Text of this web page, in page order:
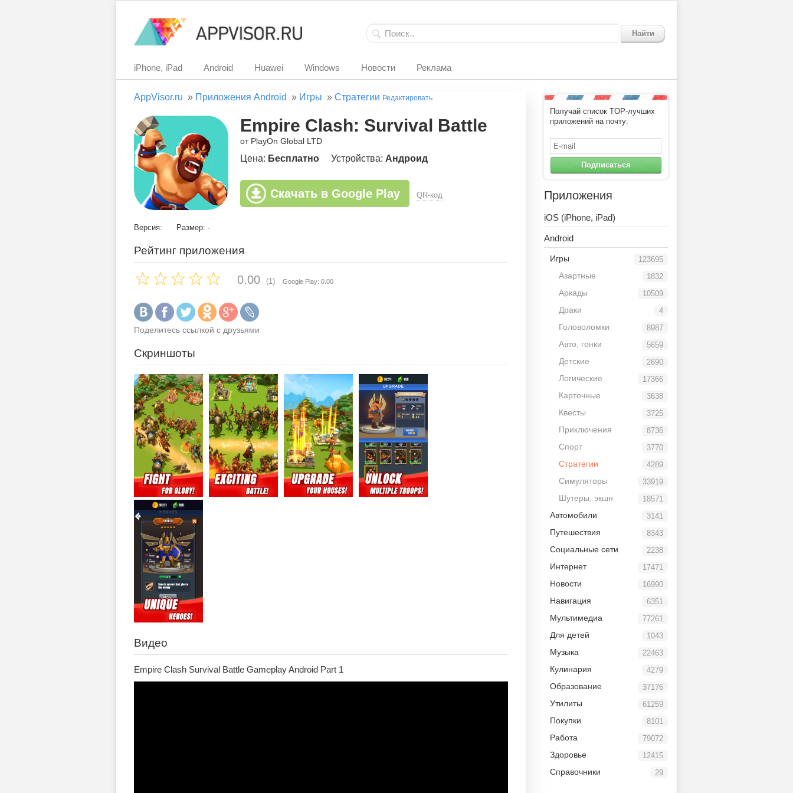
Найти
iPhone, iPad Android Huawei Windows Новости Реклама
AppVisor.ru » Приложения Android » Игры » Стратегии Редактировать
Empire Clash: Survival Battle
от PlayOn Global LTD
Цена: Бесплатно Устройства: Андроид
Скачать в Google Play QR-код
Версия: Размер: -
Рейтинг приложения
0.00 (1) Google Play: 0.00
Поделитесь ссылкой с друзьями
Скриншоты
Видео
Empire Clash Survival Battle Gameplay Android Part 1
Получай список TOP-лучших
приложений на почту:
Подписаться
Приложения
iOS (iPhone, iPad)
Android
123695
Игры
1832
Азартные
10509
Аркады
4
Драки
8987
Головоломки
5659
Авто, гонки
2690
Детские
17366
Логические
3638
Карточные
3725
Квесты
8736
Приключения
3770
Спорт
4289
Стратегии
33919
Симуляторы
18571
Шутеры, экшн
3141
Автомобили
8343
Путешествия
2238
Социальные сети
17471
Интернет
16990
Новости
6351
Навигация
77261
Мультимедиа
1043
Для детей
22463
Музыка
4279
Кулинария
37176
Образование
61259
Утилиты
8101
Покупки
79072
Работа
12415
Здоровье
29
Справочники